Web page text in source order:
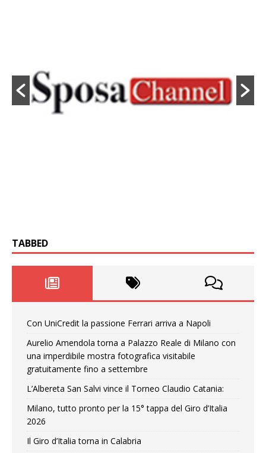
TABBED
Con UniCredit la passione Ferrari arriva a Napoli
Aurelio Amendola torna a Palazzo Reale di Milano con
una imperdibile mostra fotografica visitabile
gratuitamente fino a settembre
L’Albereta San Salvi vince il Torneo Claudio Catania:
Milano, tutto pronto per la 15° tappa del Giro d’Italia
2026
Il Giro d’Italia torna in Calabria